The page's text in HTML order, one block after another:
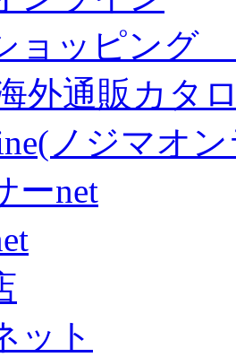
ョッピング
外通販カタ
ノジマオ
ーnet
ット